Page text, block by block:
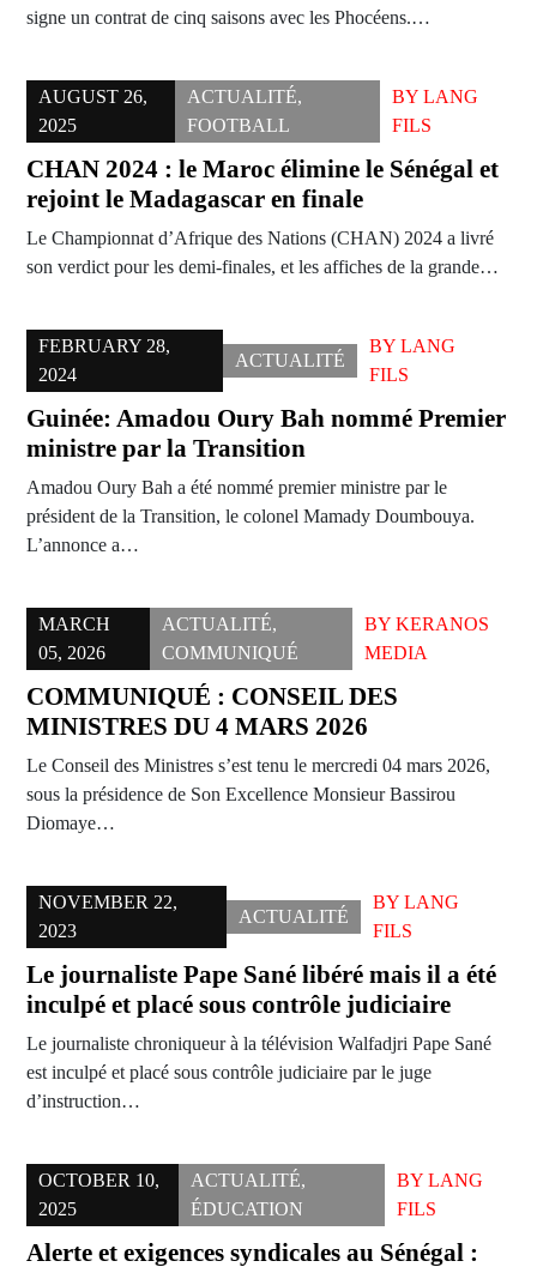
signe un contrat de cinq saisons avec les Phocéens.…
AUGUST 26,
2025
ACTUALITÉ,
FOOTBALL
BYLANG
FILS
CHAN 2024 : le Maroc élimine le Sénégal et
rejoint le Madagascar en finale
Le Championnat d’Afrique des Nations (CHAN) 2024 a livré
son verdict pour les demi-finales, et les affiches de la grande…
FEBRUARY 28,
2024
ACTUALITÉ
BYLANG
FILS
Guinée: Amadou Oury Bah nommé Premier
ministre par la Transition
Amadou Oury Bah a été nommé premier ministre par le
président de la Transition, le colonel Mamady Doumbouya.
L’annonce a…
MARCH
05, 2026
ACTUALITÉ,
COMMUNIQUÉ
BYKERANOS
MEDIA
COMMUNIQUÉ : CONSEIL DES
MINISTRES DU 4 MARS 2026
Le Conseil des Ministres s’est tenu le mercredi 04 mars 2026,
sous la présidence de Son Excellence Monsieur Bassirou
Diomaye…
NOVEMBER 22,
2023
ACTUALITÉ
BY LANG
FILS
Le journaliste Pape Sané libéré mais il a été
inculpé et placé sous contrôle judiciaire
Le journaliste chroniqueur à la télévision Walfadjri Pape Sané
est inculpé et placé sous contrôle judiciaire par le juge
d’instruction…
OCTOBER 10,
2025
ACTUALITÉ,
ÉDUCATION
BY LANG
FILS
Alerte et exigences syndicales au Sénégal :